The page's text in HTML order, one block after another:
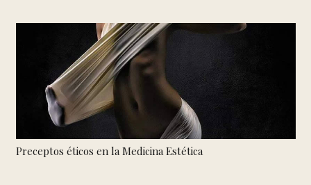
Preceptos éticos en la Medicina Estética